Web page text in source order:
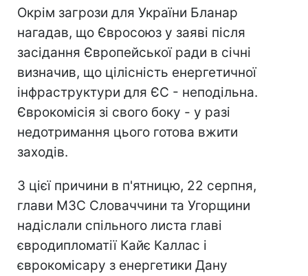
Окрім загрози для України Бланар
нагадав, що Євросоюз у заяві після
засідання Європейської ради в січні
визначив, що цілісність енергетичної
інфраструктури для ЄС - неподільна.
Єврокомісія зі свого боку - у разі
недотримання цього готова вжити
заходів.
З цієї причини в п'ятницю, 22 серпня,
глави МЗС Словаччини та Угорщини
надіслали спільного листа главі
євродипломатії Кайє Каллас і
єврокомісару з енергетики Дану